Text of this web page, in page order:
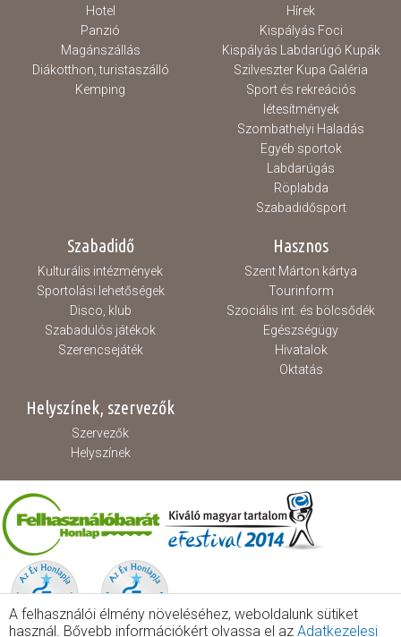
Hotel
Panzió
Magánszállás
Diákotthon, turistaszálló
Kemping
Hírek
Kispályás Foci
Kispályás Labdarúgó Kupák
Szilveszter Kupa Galéria
Sport és rekreációs
létesítmények
Szombathelyi Haladás
Egyéb sportok
Labdarúgás
Röplabda
Szabadidősport
Szabadidő
Kulturális intézmények
Sportolási lehetőségek
Disco, klub
Szabadulós játékok
Szerencsejáték
Hasznos
Szent Márton kártya
Tourinform
Szociális int. és bölcsődék
Egészségügy
Hivatalok
Oktatás
Helyszínek, szervezők
Szervezők
Helyszínek
A felhasználói élmény növeléséhez, weboldalunk sütiket
használ. Bővebb információkért olvassa el az Adatkezelesi